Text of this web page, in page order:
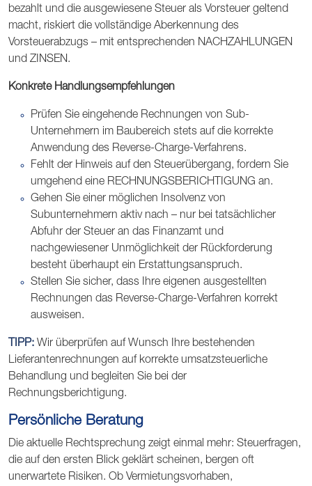
bezahlt und die ausgewiesene Steuer als Vorsteuer geltend
macht, riskiert die vollständige Aberkennung des
Vorsteuerabzugs – mit entsprechenden NACHZAHLUNGEN
und ZINSEN.
Konkrete Handlungsempfehlungen
Prüfen Sie eingehende Rechnungen von Sub-
Unternehmern im Baubereich stets auf die korrekte
Anwendung des Reverse-Charge-Verfahrens.
Fehlt der Hinweis auf den Steuerübergang, fordern Sie
umgehend eine RECHNUNGSBERICHTIGUNG an.
Gehen Sie einer möglichen Insolvenz von
Subunternehmern aktiv nach – nur bei tatsächlicher
Abfuhr der Steuer an das Finanzamt und
nachgewiesener Unmöglichkeit der Rückforderung
besteht überhaupt ein Erstattungsanspruch.
Stellen Sie sicher, dass Ihre eigenen ausgestellten
Rechnungen das Reverse-Charge-Verfahren korrekt
ausweisen.
TIPP: Wir überprüfen auf Wunsch Ihre bestehenden
Lieferantenrechnungen auf korrekte umsatzsteuerliche
Behandlung und begleiten Sie bei der
Rechnungsberichtigung.
Persönliche Beratung
Die aktuelle Rechtsprechung zeigt einmal mehr: Steuerfragen,
die auf den ersten Blick geklärt scheinen, bergen oft
unerwartete Risiken. Ob Vermietungsvorhaben,